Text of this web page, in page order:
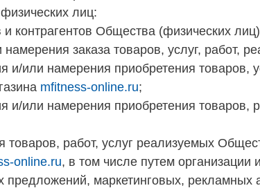
лиц:
и контрагентов Общества (физических
намерения заказа товаров, услуг, работ,
и/или намерения приобретения товаров,
mfitness-online.ru;
и/или намерения приобретения товаров,
товаров, работ, услуг реализуемых
online.ru, в том числе путем
предложений, маркетинговых, рекламных